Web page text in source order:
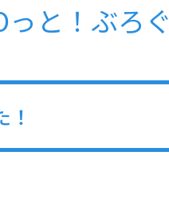
っと！ぶろぐ